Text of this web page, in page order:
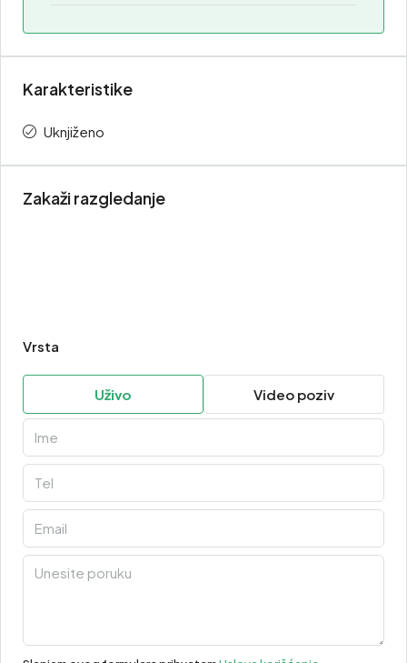
Karakteristike
Uknjiženo
Zakaži razgledanje
Vrsta
Uživo Video poziv